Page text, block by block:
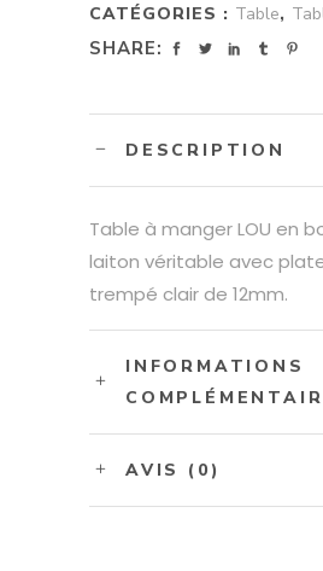
CATÉGORIES : Table,
SHARE:
DESCRIPTION
Table à manger LOU en
laiton véritable avec
trempé clair de 12mm.
INFORMATIONS
AVIS (0)